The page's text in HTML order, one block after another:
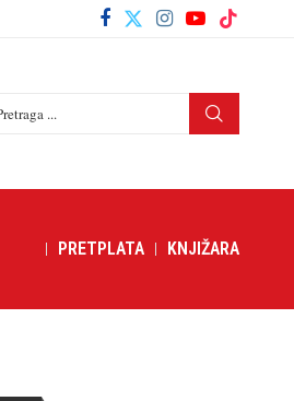
PRETPLATA KNJIŽARA